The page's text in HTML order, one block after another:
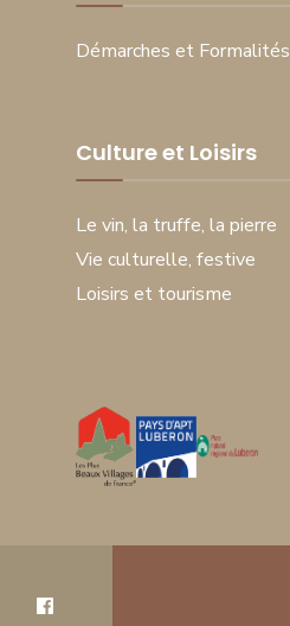
Démarches et Formalités
Culture et Loisirs
Le vin, la truffe, la pierre
Vie culturelle, festive
Loisirs et tourisme